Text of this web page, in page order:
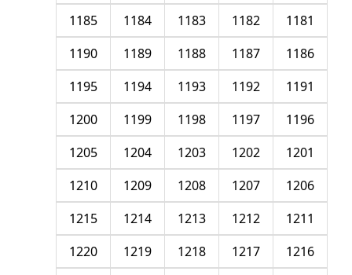
1181
1182
1183
1184
1185
1186
1187
1188
1189
1190
1191
1192
1193
1194
1195
1196
1197
1198
1199
1200
1201
1202
1203
1204
1205
1206
1207
1208
1209
1210
1211
1212
1213
1214
1215
1216
1217
1218
1219
1220